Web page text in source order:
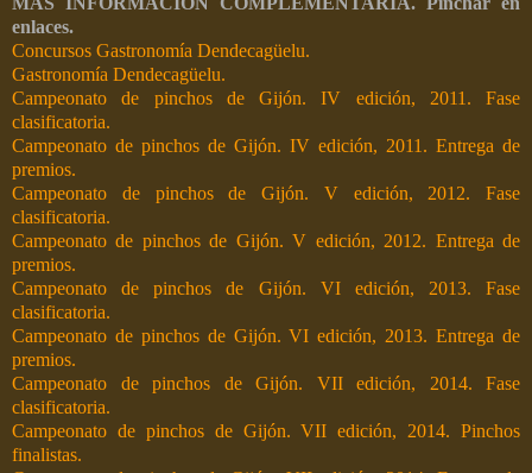
enlaces.
Concursos Gastronomía Dendecagüelu.
Gastronomía Dendecagüelu.
Campeonato de pinchos de Gijón. IV edición, 2011. Fase
clasificatoria.
Campeonato de pinchos de Gijón. IV edición, 2011. Entrega de
premios.
Campeonato de pinchos de Gijón. V edición, 2012. Fase
clasificatoria.
Campeonato de pinchos de Gijón. V edición, 2012. Entrega de
premios.
Campeonato de pinchos de Gijón. VI edición, 2013. Fase
clasificatoria.
Campeonato de pinchos de Gijón. VI edición, 2013. Entrega de
premios.
Campeonato de pinchos de Gijón. VII edición, 2014. Fase
clasificatoria.
Campeonato de pinchos de Gijón. VII edición, 2014. Pinchos
finalistas.